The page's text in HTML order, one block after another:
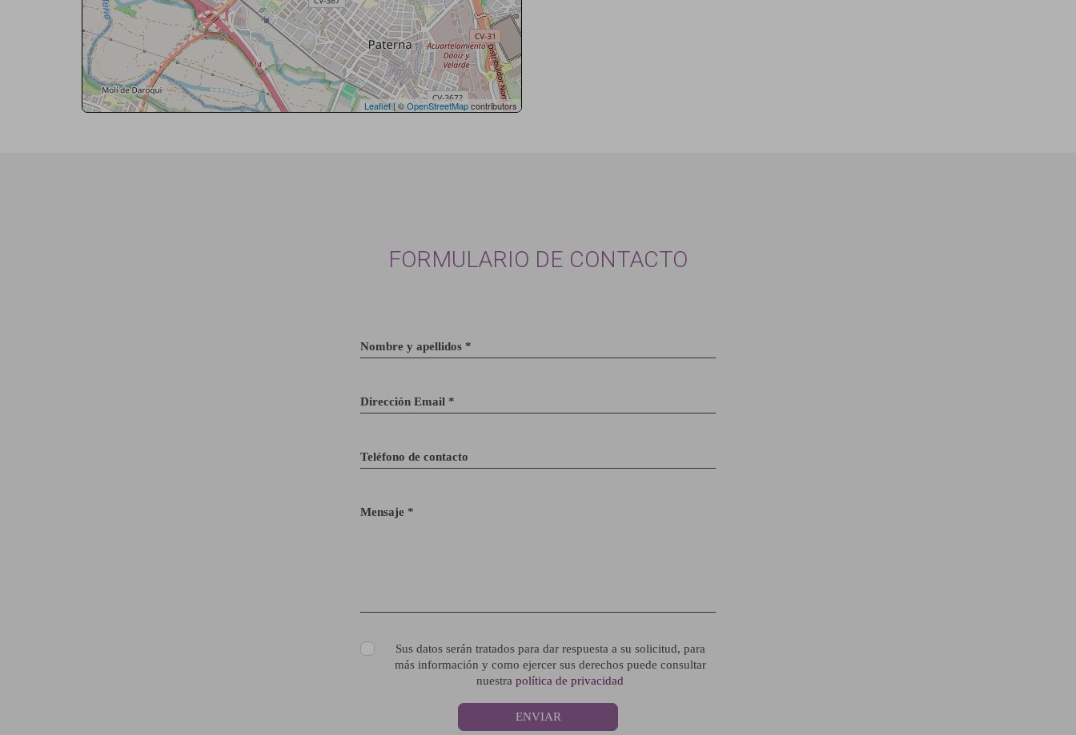
Leaflet| ©OpenStreetMapcontributors
FORMULARIO DE CONTACTO
Nombre y apellidos *
Dirección Email *
Teléfono de contacto
Mensaje *
Sus datos serán tratados para dar respuesta a su solicitud, para
más información y como ejercer sus derechos puede consultar
nuestra política de privacidad
ENVIAR